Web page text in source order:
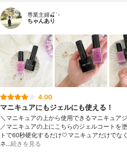
専業主婦🍒´-
ちゃんあり
4.00
マニキュアにもジェルにも使える！
＼マニキュアの上から使用できるマニキュア
／マニキュアの上にこちらのジェルコートを
トで60秒硬化するだけ🤍マニキュアだけでな
ネ…続きを見る